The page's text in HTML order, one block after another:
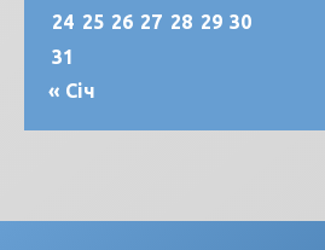
24 25 26 27 28 29 30
31
« Січ